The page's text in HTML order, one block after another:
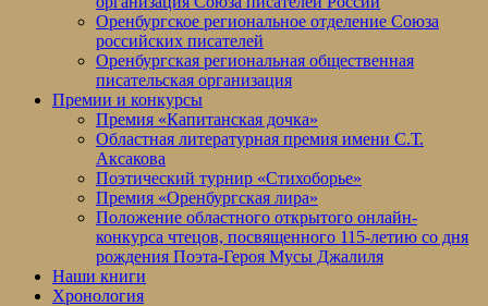
Оренбургское региональное отделение Союза
российских писателей
Оренбургская региональная общественная
писательская организация
Премии и конкурсы
Премия «Капитанская дочка»
Областная литературная премия имени С.Т.
Аксакова
Поэтический турнир «Стихоборье»
Премия «Оренбургская лира»
Положение областного открытого онлайн-
конкурса чтецов, посвященного 115-летию со дня
рождения Поэта-Героя Мусы Джалиля
Наши книги
Хронология